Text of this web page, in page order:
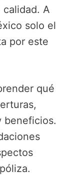
A
solo el
por este
qué
beneficios.